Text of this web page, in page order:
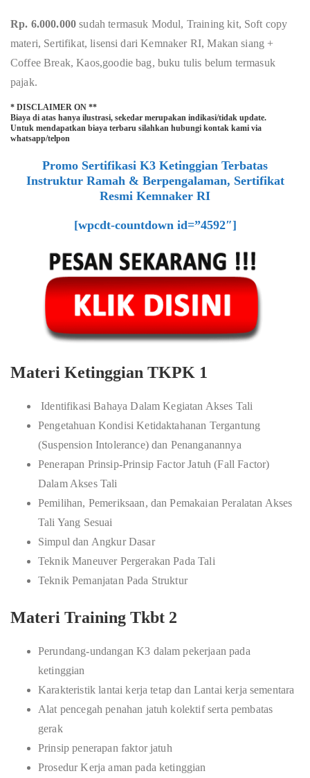
Rp. 6.000.000sudah termasuk Modul, Training kit, Soft copy
materi, Sertifikat, lisensi dari Kemnaker RI, Makan siang +
Coffee Break, Kaos,goodie bag, buku tulis belum termasuk
pajak.
* DISCLAIMER ON **
Biaya di atas hanya ilustrasi, sekedar merupakan indikasi/tidak update.
Untuk mendapatkan biaya terbaru silahkan hubungi kontak kami via
whatsapp/telpon
Promo Sertifikasi K3 Ketinggian Terbatas
Instruktur Ramah & Berpengalaman, Sertifikat
Resmi Kemnaker RI
[wpcdt-countdown id=”4592″]
Materi Ketinggian TKPK 1
Identifikasi Bahaya Dalam Kegiatan Akses Tali
Pengetahuan Kondisi Ketidaktahanan Tergantung
(Suspension Intolerance) dan Penanganannya
Penerapan Prinsip-Prinsip Factor Jatuh (Fall Factor)
Dalam Akses Tali
Pemilihan, Pemeriksaan, dan Pemakaian Peralatan Akses
Tali Yang Sesuai
Simpul dan Angkur Dasar
Teknik Maneuver Pergerakan Pada Tali
Teknik Pemanjatan Pada Struktur
Materi Training Tkbt 2
Perundang-undangan K3 dalam pekerjaan pada
ketinggian
Karakteristik lantai kerja tetap dan Lantai kerja sementara
Alat pencegah penahan jatuh kolektif serta pembatas
gerak
Prinsip penerapan faktor jatuh
Prosedur Kerja aman pada ketinggian